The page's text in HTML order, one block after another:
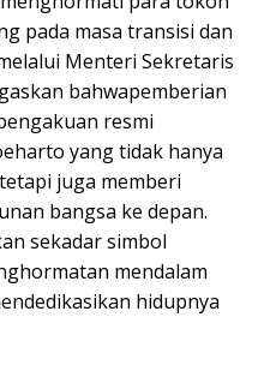
pada masa transisi dan
Menteri Sekretaris
bahwapemberian
resmi
yang tidak hanya
juga memberi
bangsa ke depan.
sekadar simbol
mendalam
hidupnya